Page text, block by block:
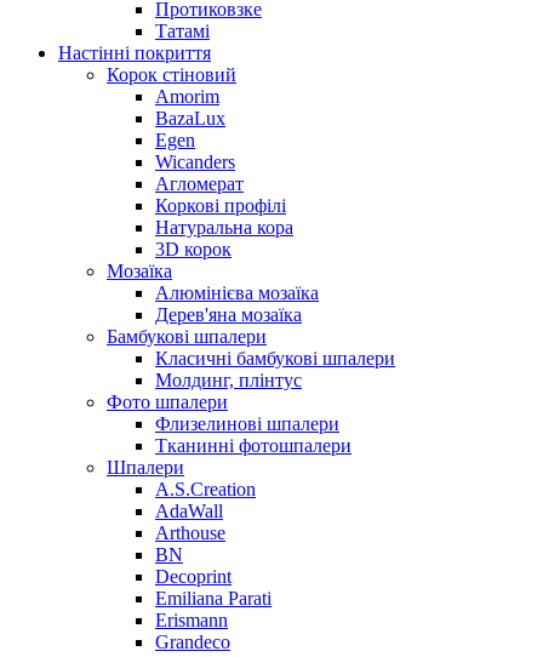
Протиковзке
Татамі
Настінні покриття
Корок стіновий
Amorim
BazaLux
Egen
Wicanders
Агломерат
Коркові профілі
Натуральна кора
3D корок
Мозаїка
Алюмінієва мозаїка
Дерев'яна мозаїка
Бамбукові шпалери
Класичні бамбукові шпалери
Молдинг, плінтус
Фото шпалери
Флизелинові шпалери
Тканинні фотошпалери
Шпалери
A.S.Creation
AdaWall
Arthouse
BN
Decoprint
Emiliana Parati
Erismann
Grandeco